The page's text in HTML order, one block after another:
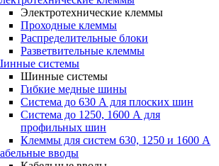
Электротехнические клеммы
Проходные клеммы
Распределительные блоки
Разветвительные клеммы
системы
Шинные системы
Гибкие медные шины
Система до 630 А для плоских шин
Система до 1250, 1600 А для
профильных шин
Клеммы для систем 630, 1250 и 1600 А
вводы